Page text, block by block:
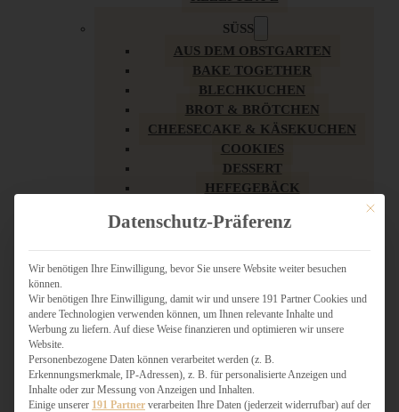
SÜSS
AUS DEM OBSTGARTEN
BAKE TOGETHER
BLECHKUCHEN
BROT & BRÖTCHEN
CHEESECAKE & KÄSEKUCHEN
COOKIES
DESSERT
HEFEGEBÄCK
KUCHEN
LOW CARB & GESÜNDER
MY AMERICAN BAKERY
SCHOKOLADIGES
SÜSSES HAUPTGERICHT
TÖRTCHEN
VEGAN SÜSS
WEIHNACHTSBÄCKEREI
Mit
Datenschutz-Präferenz
Wir benötigen Ihre Einwilligung, bevor Sie unsere Website weiter besuchen
können.
Wir benötigen Ihre Einwilligung, damit wir und unsere 191 Partner Cookies und
andere Technologien verwenden können, um Ihnen relevante Inhalte und
Werbung zu liefern. Auf diese Weise finanzieren und optimieren wir unsere
Website.
Personenbezogene Daten können verarbeitet werden (z. B.
Erkennungsmerkmale, IP-Adressen), z. B. für personalisierte Anzeigen und
Inhalte oder zur Messung von Anzeigen und Inhalten.
Einige unserer 191 Partner verarbeiten Ihre Daten (jederzeit widerrufbar) auf der